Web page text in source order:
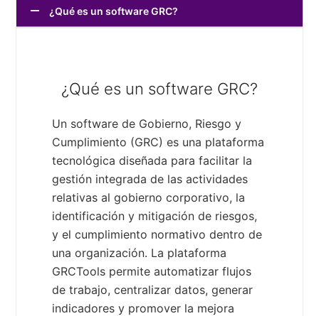
¿Qué es un software GRC?
¿Qué es un software GRC?
Un software de Gobierno, Riesgo y
Cumplimiento (GRC) es una plataforma
tecnológica diseñada para facilitar la
gestión integrada de las actividades
relativas al gobierno corporativo, la
identificación y mitigación de riesgos,
y el cumplimiento normativo dentro de
una organización. La plataforma
GRCTools permite automatizar flujos
de trabajo, centralizar datos, generar
indicadores y promover la mejora